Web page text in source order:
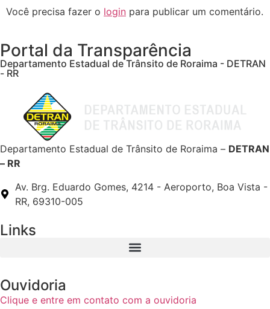
Você precisa fazer o login para publicar um comentário.
Portal da Transparência
Departamento Estadual de Trânsito de Roraima - DETRAN
- RR
Departamento Estadual de Trânsito de Roraima – DETRAN
– RR
Av. Brg. Eduardo Gomes, 4214 - Aeroporto, Boa Vista -
RR, 69310-005
Links
Ouvidoria
Clique e entre em contato com a ouvidoria